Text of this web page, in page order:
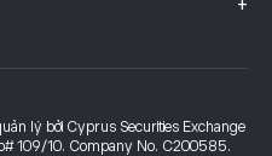
+
lý bởi Cyprus Securities Exchange
109/10. Company No. C200585.